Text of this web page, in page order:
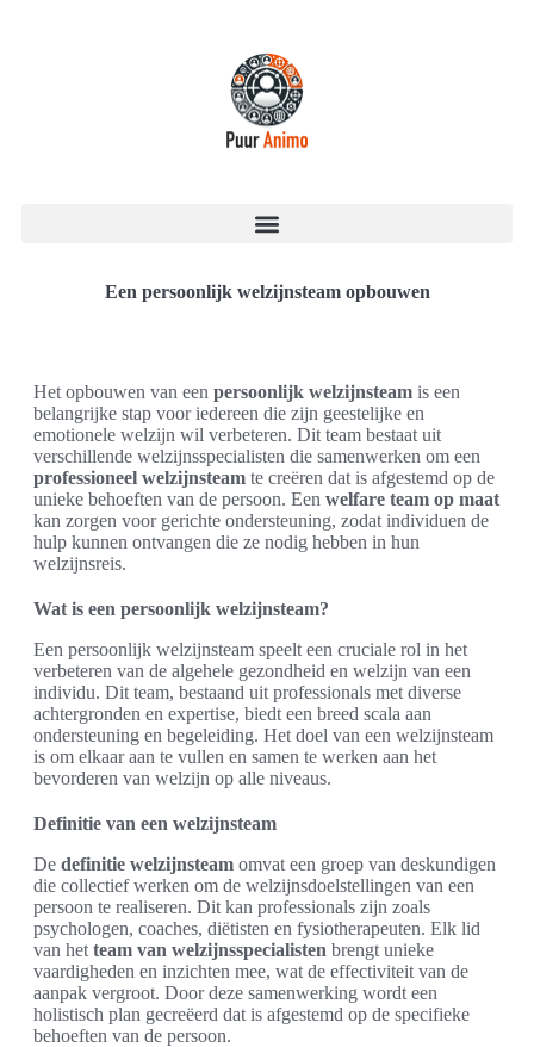
Een persoonlijk welzijnsteam opbouwen
Het opbouwen van een persoonlijk welzijnsteam is een
belangrijke stap voor iedereen die zijn geestelijke en
emotionele welzijn wil verbeteren. Dit team bestaat uit
verschillende welzijnsspecialisten die samenwerken om een
professioneel welzijnsteam te creëren dat is afgestemd op de
unieke behoeften van de persoon. Een welfare team op maat
kan zorgen voor gerichte ondersteuning, zodat individuen de
hulp kunnen ontvangen die ze nodig hebben in hun
welzijnsreis.
Wat is een persoonlijk welzijnsteam?
Een persoonlijk welzijnsteam speelt een cruciale rol in het
verbeteren van de algehele gezondheid en welzijn van een
individu. Dit team, bestaand uit professionals met diverse
achtergronden en expertise, biedt een breed scala aan
ondersteuning en begeleiding. Het doel van een welzijnsteam
is om elkaar aan te vullen en samen te werken aan het
bevorderen van welzijn op alle niveaus.
Definitie van een welzijnsteam
De definitie welzijnsteam omvat een groep van deskundigen
die collectief werken om de welzijnsdoelstellingen van een
persoon te realiseren. Dit kan professionals zijn zoals
psychologen, coaches, diëtisten en fysiotherapeuten. Elk lid
van het team van welzijnsspecialisten brengt unieke
vaardigheden en inzichten mee, wat de effectiviteit van de
aanpak vergroot. Door deze samenwerking wordt een
holistisch plan gecreëerd dat is afgestemd op de specifieke
behoeften van de persoon.